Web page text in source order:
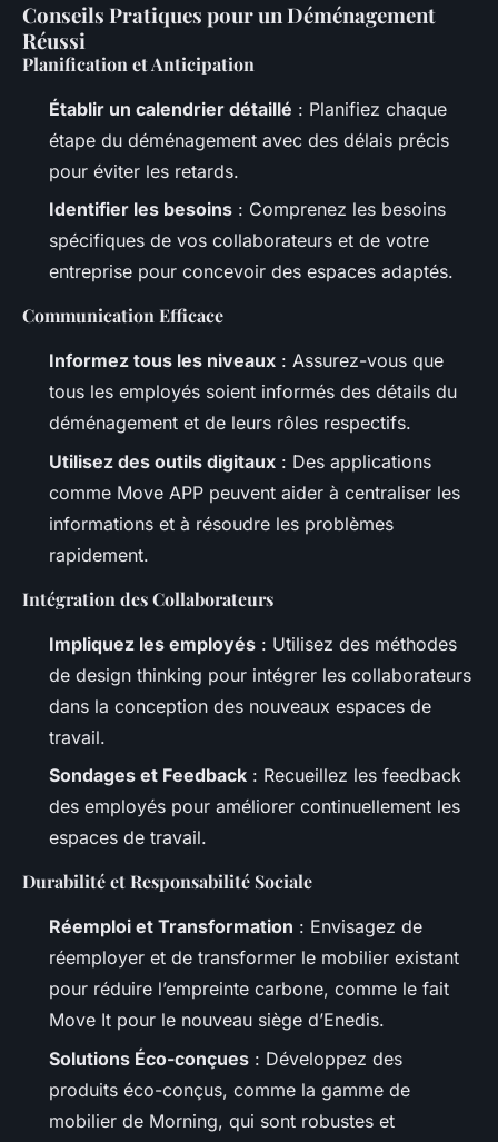
Conseils Pratiques pour un Déménagement
Réussi
Planification et Anticipation
Établir un calendrier détaillé : Planifiez chaque
étape du déménagement avec des délais précis
pour éviter les retards.
Identifier les besoins : Comprenez les besoins
spécifiques de vos collaborateurs et de votre
entreprise pour concevoir des espaces adaptés.
Communication Efficace
Informez tous les niveaux : Assurez-vous que
tous les employés soient informés des détails du
déménagement et de leurs rôles respectifs.
Utilisez des outils digitaux : Des applications
comme Move APP peuvent aider à centraliser les
informations et à résoudre les problèmes
rapidement.
Intégration des Collaborateurs
Impliquez les employés : Utilisez des méthodes
de design thinking pour intégrer les collaborateurs
dans la conception des nouveaux espaces de
travail.
Sondages et Feedback : Recueillez les feedback
des employés pour améliorer continuellement les
espaces de travail.
Durabilité et Responsabilité Sociale
Réemploi et Transformation : Envisagez de
réemployer et de transformer le mobilier existant
pour réduire l’empreinte carbone, comme le fait
Move It pour le nouveau siège d’Enedis.
Solutions Éco-conçues : Développez des
produits éco-conçus, comme la gamme de
mobilier de Morning, qui sont robustes et